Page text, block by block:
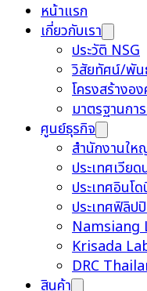
หน้าแรก
เกี่ยวกับเรา
ประวัติ NSG
วิสัยทัศน์/พัน
โครงสร้างอ
มาตรฐานกา
ศูนย์ธุรกิจ
สำนักงานให
ประเทศเวีย
ประเทศอินโ
ประเทศฟิลิป
Namsiang
Krisada
DRC
สินค้า